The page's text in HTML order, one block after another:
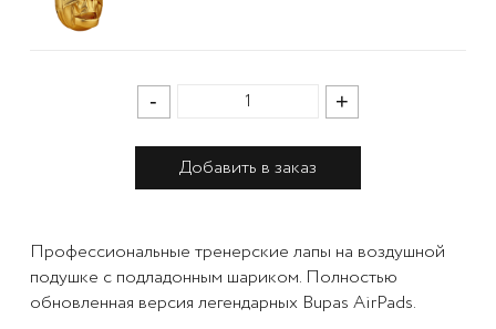
- +
Добавить в заказ
Профессиональные тренерские лапы на воздушной
подушке с подладонным шариком. Полностью
обновленная версия легендарных Bupas AirPads.